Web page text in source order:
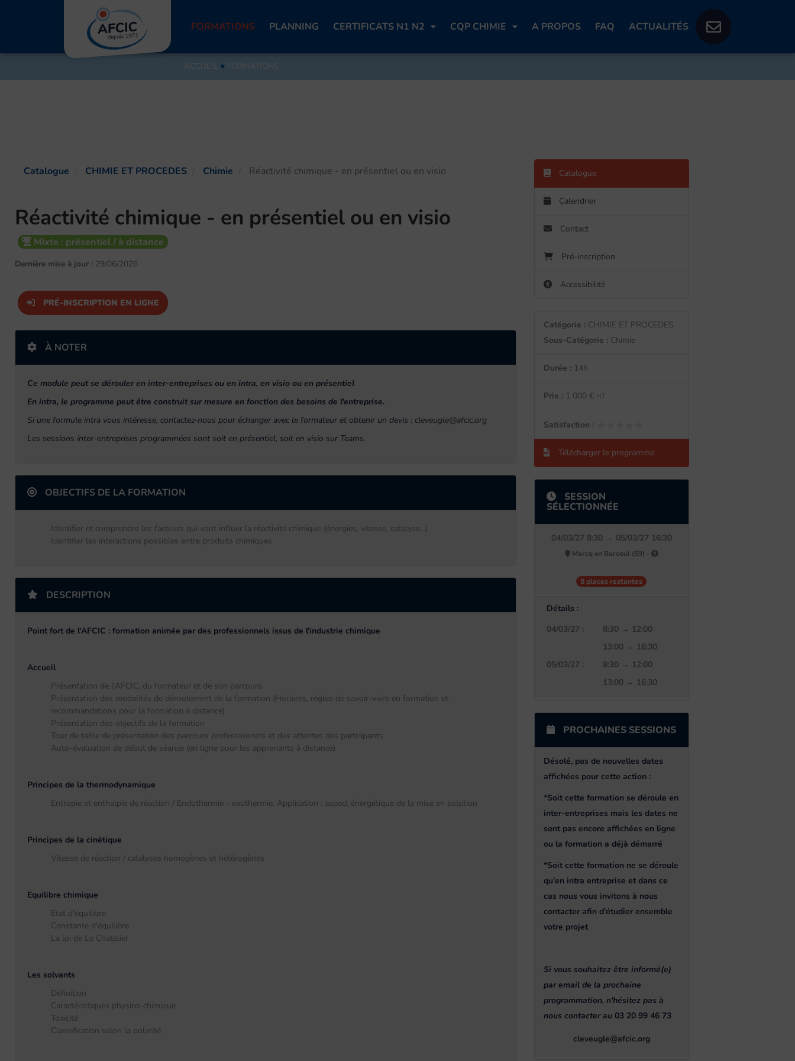
FORMATIONS PLANNING CERTIFICATS N1 N2 CQP CHIMIE A PROPOS FAQ ACTUALITÉS
ACCUEIL● FORMATIONS
Catalogue CHIMIE ET PROCEDES Chimie Réactivité chimique - en présentiel ou en visio
Réactivité chimique - en présentiel ou en visio
Mixte : présentiel / à distance
Dernière mise à jour : 29/06/2026
PRÉ-INSCRIPTION EN LIGNE
À NOTER
Ce module peut se dérouler en inter-entreprises ou en intra, en visio ou en présentiel
En intra, le programme peut être construit sur mesure en fonction des besoins de l'entreprise.
Si une formule intra vous intéresse, contactez-nous pour échanger avec le formateur et obtenir un devis : cleveugle@afcic.org
Les sessions inter-entreprises programmées sont soit en présentiel, soit en visio sur Teams.
OBJECTIFS DE LA FORMATION
Identifier et comprendre les facteurs qui vont influer la réactivité chimique (énergies, vitesse, catalyse...)
Identifier les interactions possibles entre produits chimiques
DESCRIPTION
Point fort de l'AFCIC : formation animée par des professionnels issus de l'industrie chimique
Accueil
Présentation de l'AFCIC, du formateur et de son parcours
Présentation des modalités de déroulement de la formation (Horaires, règles de savoir-vivre en formation et
recommandations pour la formation à distance)
Présentation des objectifs de la formation
Tour de table de présentation des parcours professionnels et des attentes des participants
Auto-évaluation de début de séance (en ligne pour les apprenants à distance)
Principes de la thermodynamique
Entropie et enthalpie de réaction / Endothermie - exothermie. Application : aspect énergétique de la mise en solution
Principes de la cinétique
Vitesse de réaction / catalyses homogènes et hétérogènes
Equilibre chimique
Etat d'équilibre
Constante d'équilibre
La loi de Le Chatelier
Les solvants
Définition
Caractéristiques physico-chimique
Toxicité
Classification selon la polarité
Catalogue
Calendrier
Contact
Pré-inscription
Accessibilité
Catégorie : CHIMIE ET PROCEDES
Sous-Catégorie : Chimie
Durée :14h
Prix : 1 000 € HT
Satisfaction :
Télécharger le programme
SESSION
SÉLECTIONNÉE
04/03/27 8:30 → 05/03/27 16:30
Marcq en Baroeul (59) -
8 places restantes
Détails :
04/03/27 :
8:30 → 12:00
13:00 → 16:30
05/03/27 :
8:30 → 12:00
13:00 → 16:30
PROCHAINES SESSIONS
Désolé, pas de nouvelles dates
affichées pour cette action :
*Soit cette formation se déroule en
inter-entreprises mais les dates ne
sont pas encore affichées en ligne
ou la formation a déjà démarré
*Soit cette formation ne se déroule
qu'en intra entreprise et dans ce
cas nous vous invitons à nous
contacter afin d'étudier ensemble
votre projet
Si vous souhaitez être informé(e)
par email de la prochaine
programmation, n'hésitez pas à
nous contacter au 03 20 99 46 73
cleveugle@afcic.org